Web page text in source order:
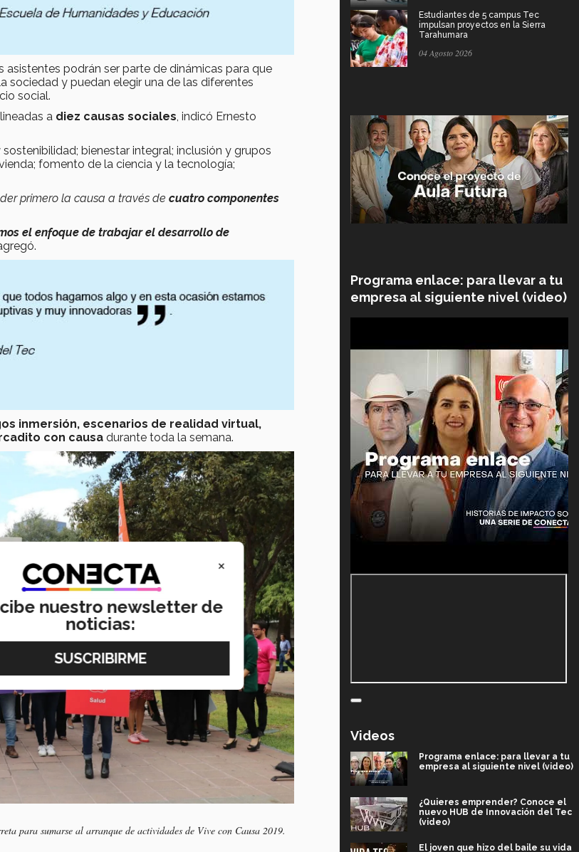
asistentes podrán ser parte de dinámicas para que
sociedad y puedan elegir una de las diferentes
social.
a diez causas sociales, indicó Ernesto
bienestar integral; inclusión y grupos
fomento de la ciencia y la tecnología;
primero la causa a través de cuatro componentes
el enfoque de trabajar el desarrollo de
inmersión, escenarios de realidad virtual,
con causa durante toda la semana.
para sumarse al arranque de actividades de Vive con Causa 2019.
Estudiantes de 5 campus Tec
impulsan proyectos en la Sierra
Tarahumara
04 Agosto 2026
Programa enlace: para llevar a tu
empresa al siguiente nivel (video)
Videos
Programa enlace: para llevar a tu
empresa al siguiente nivel (video)
¿Quieres emprender? Conoce el
nuevo HUB de Innovación del Tec
(video)
El joven que hizo del baile su vida
×
nuestro newsletter de
noticias: